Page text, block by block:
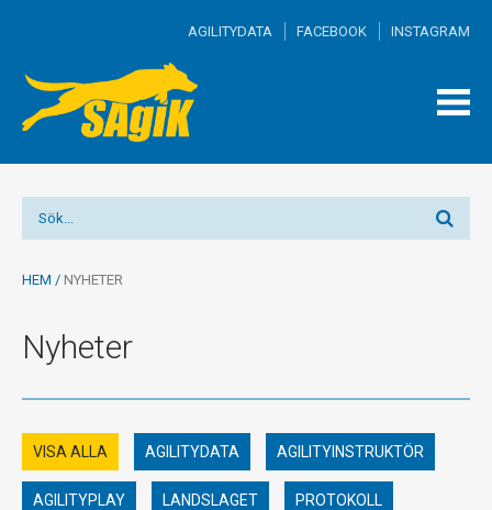
AGILITYDATA FACEBOOK INSTAGRAM
HEM / NYHETER
Nyheter
VISA ALLA AGILITYDATA AGILITYINSTRUKTÖR
AGILITYPLAY LANDSLAGET PROTOKOLL